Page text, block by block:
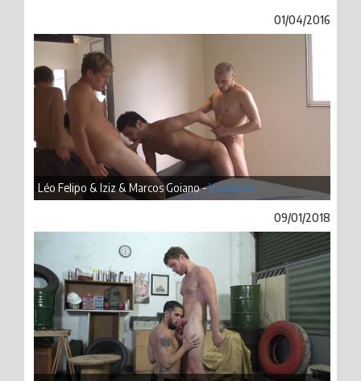
01/04/2016
Léo Felipo & Iziz & Marcos Goiano -Visualizar
09/01/2018